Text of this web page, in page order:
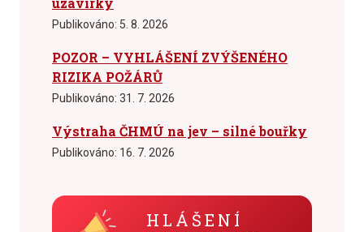
Publikováno: 5. 8. 2026
POZOR – VYHLÁŠENÍ ZVÝŠENÉHO
RIZIKA POŽÁRŮ
Publikováno: 31. 7. 2026
Výstraha ČHMÚ na jev – silné bouřky
Publikováno: 16. 7. 2026
HLÁŠENÍ